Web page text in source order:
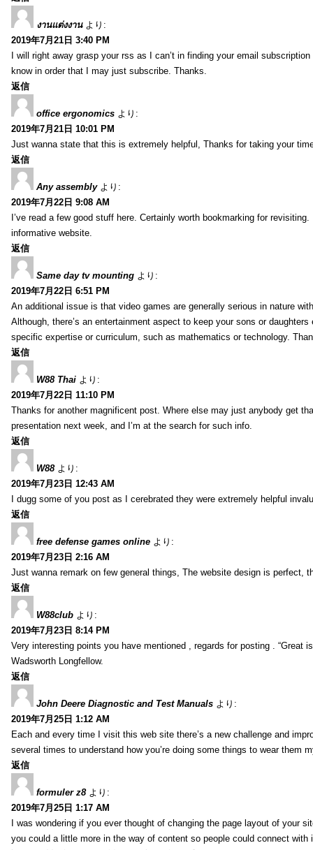
งานแต่งงาน より:
2019年7月21日 3:40 PM
I will right away grasp your rss as I can’t in finding your email
know in order that I may just subscribe. Thanks.
返信
office ergonomics より:
2019年7月21日 10:01 PM
Just wanna state that this is extremely helpful, Thanks for taking your
返信
Any assembly より:
2019年7月22日 9:08 AM
I’ve read a few good stuff here. Certainly worth bookmarking for
informative website.
返信
Same day tv mounting より:
2019年7月22日 6:51 PM
An additional issue is that video games are generally serious in nature
Although, there’s an entertainment aspect to keep your sons or
specific expertise or curriculum, such as mathematics or technology.
返信
W88 Thai より:
2019年7月22日 11:10 PM
Thanks for another magnificent post. Where else may just anybody get
presentation next week, and I’m at the search for such info.
返信
W88 より:
2019年7月23日 12:43 AM
I dugg some of you post as I cerebrated they were extremely helpful
返信
free defense games online より:
2019年7月23日 2:16 AM
Just wanna remark on few general things, The website design is perfect,
返信
W88club より:
2019年7月23日 8:14 PM
Very interesting points you have mentioned , regards for posting . “Great
Wadsworth Longfellow.
返信
John Deere Diagnostic and Test Manuals より:
2019年7月25日 1:12 AM
Each and every time I visit this web site there’s a new challenge and
several times to understand how you’re doing some things to wear them
返信
formuler z8 より:
2019年7月25日 1:17 AM
I was wondering if you ever thought of changing the page layout of your
you could a little more in the way of content so people could connect